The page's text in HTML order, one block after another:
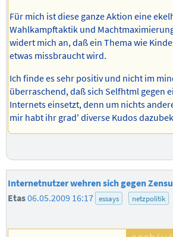
Für mich ist diese ganze Aktion eine
Wahlkampftaktik und
widert mich an, daß ein Thema wie
etwas missbraucht wird.
Ich finde es sehr positiv und nicht im
überraschend, daß sich Selfhtml gegen
Internets einsetzt, denn um nichts
mir habt ihr grad' diverse Kudos
Internetnutzer wehren sich gegen
Etas06.05.2009 16:17 essays netzpolitik